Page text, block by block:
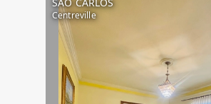
Centreville